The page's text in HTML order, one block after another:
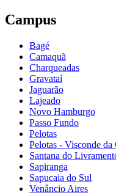
Campus
Bagé
Camaquã
Charqueadas
Gravataí
Jaguarão
Lajeado
Novo Hamburgo
Passo Fundo
Pelotas
Pelotas - Visconde da
Santana do
Sapiranga
Sapucaia do Sul
Venâncio Aires